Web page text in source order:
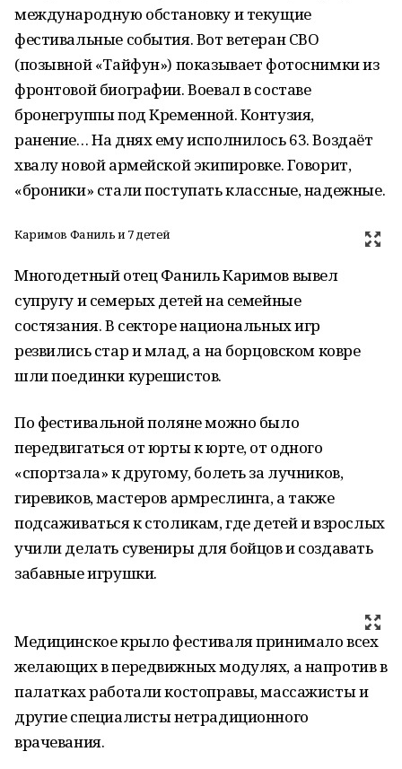
международную обстановку и текущие
фестивальные события. Вот ветеран СВО
(позывной «Тайфун») показывает фотоснимки из
фронтовой биографии. Воевал в составе
бронегруппы под Кременной. Контузия,
ранение… На днях ему исполнилось 63. Воздаёт
хвалу новой армейской экипировке. Говорит,
«броники» стали поступать классные, надежные.
Каримов Фаниль и 7 детей
Многодетный отец Фаниль Каримов вывел
супругу и семерых детей на семейные
состязания. В секторе национальных игр
резвились стар и млад, а на борцовском ковре
шли поединки курешистов.
По фестивальной поляне можно было
передвигаться от юрты к юрте, от одного
«спортзала» к другому, болеть за лучников,
гиревиков, мастеров армреслинга, а также
подсаживаться к столикам, где детей и взрослых
учили делать сувениры для бойцов и создавать
забавные игрушки.
Медицинское крыло фестиваля принимало всех
желающих в передвижных модулях, а напротив в
палатках работали костоправы, массажисты и
другие специалисты нетрадиционного
врачевания.